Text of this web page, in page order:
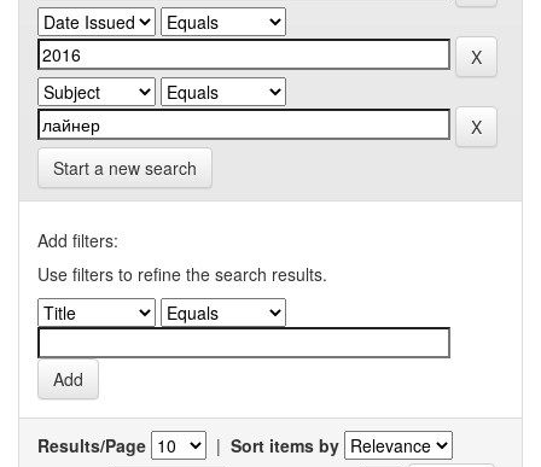
Start a new search
Add filters:
Use filters to refine the search results.
Results/Page | Sort items by